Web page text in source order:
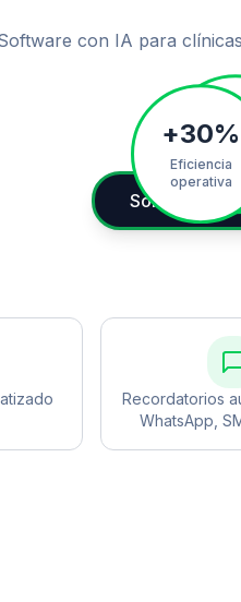
+95
los
+30%
Eficiencia
operativa
con IA para
Solicite su
Recordatorios
WhatsApp,